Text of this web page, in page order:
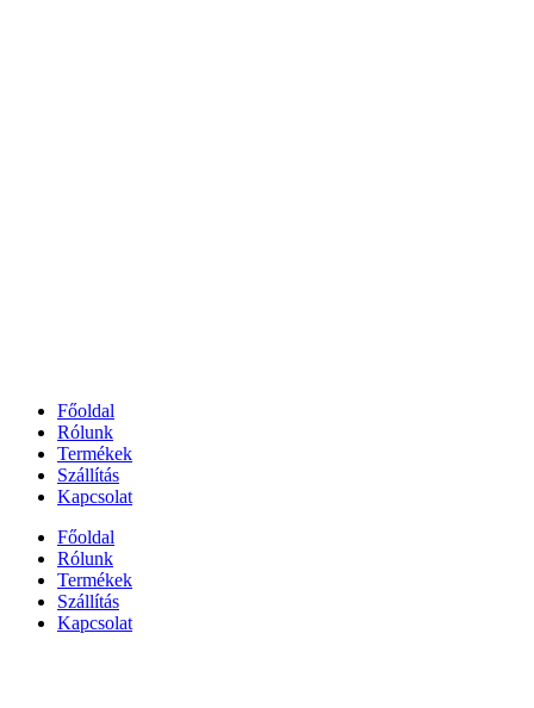
Főoldal
Rólunk
Termékek
Szállítás
Kapcsolat
Főoldal
Rólunk
Termékek
Szállítás
Kapcsolat